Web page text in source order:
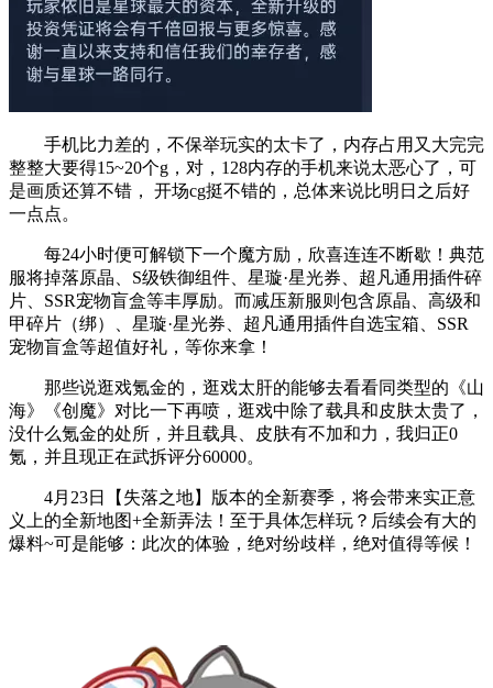
手机比力差的，不保举玩实的太卡了，内存占用又大完完
整整大要得15~20个g，对，128内存的手机来说太恶心了，可
是画质还算不错， 开场cg挺不错的，总体来说比明日之后好
一点点。
每24小时便可解锁下一个魔方励，欣喜连连不断歇！典范
服将掉落原晶、S级铁御组件、星璇·星光券、超凡通用插件碎
片、SSR宠物盲盒等丰厚励。而减压新服则包含原晶、高级和
甲碎片（绑）、星璇·星光券、超凡通用插件自选宝箱、SSR
宠物盲盒等超值好礼，等你来拿！
那些说逛戏氪金的，逛戏太肝的能够去看看同类型的《山
海》《创魔》对比一下再喷，逛戏中除了载具和皮肤太贵了，
没什么氪金的处所，并且载具、皮肤有不加和力，我归正0
氪，并且现正在武拆评分60000。
4月23日【失落之地】版本的全新赛季，将会带来实正意
义上的全新地图+全新弄法！至于具体怎样玩？后续会有大的
爆料~可是能够：此次的体验，绝对纷歧样，绝对值得等候！